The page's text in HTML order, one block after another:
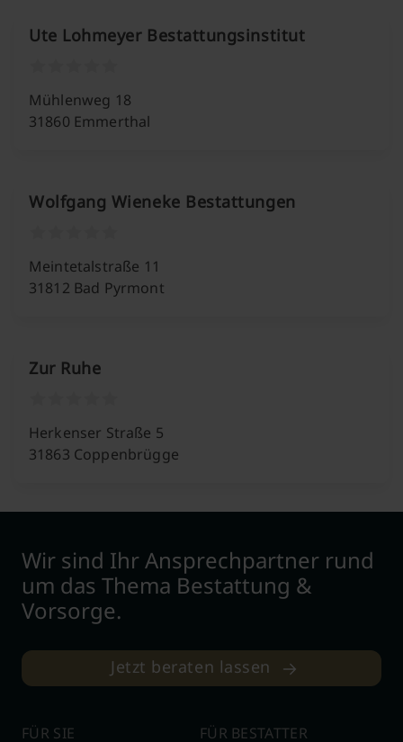
Ute Lohmeyer Bestattungsinstitut
Mühlenweg 18
31860 Emmerthal
Wolfgang Wieneke Bestattungen
Meintetalstraße 11
31812 Bad Pyrmont
Zur Ruhe
Herkenser Straße 5
31863 Coppenbrügge
Wir sind Ihr Ansprechpartner rund
um das Thema Bestattung &
Vorsorge.
Jetzt beraten lassen
FÜR SIE
FÜR BESTATTER